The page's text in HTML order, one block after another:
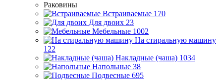
Раковины
Встраиваемые 170
Для двоих 23
Мебельные 1002
На стиральную машину
122
Накладные (чаша) 1034
Напольные 38
Подвесные 695